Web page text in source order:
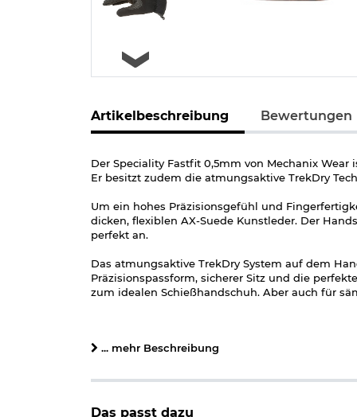
Artikelbeschreibung Bewertungen
Der Speciality Fastfit 0,5mm von Mechanix
Er besitzt zudem die atmungsaktive TrekDry
Um ein hohes Präzisionsgefühl und
dicken, flexiblen AX-Suede Kunstleder. Der
perfekt an.
Das atmungsaktive TrekDry System auf dem
Präzisionspassform, sicherer Sitz und die
zum idealen Schießhandschuh. Aber auch für
Prüfung nach EN388:2016
Abriebfestigkeit: Schutzstufe 1
Weiterreißfestigkeit: Schutzstufe 3
... mehr Beschreibung
Das passt dazu